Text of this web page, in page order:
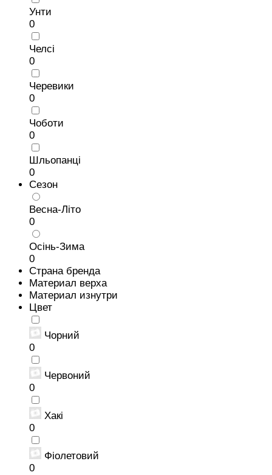
Унти
0
Челсі
0
Черевики
0
Чоботи
0
Шльопанці
0
Сезон
Весна-Літо
0
Осінь-Зима
0
Страна бренда
Материал верха
Материал изнутри
Цвет
Чорний
0
Червоний
0
Хакі
0
Фіолетовий
0